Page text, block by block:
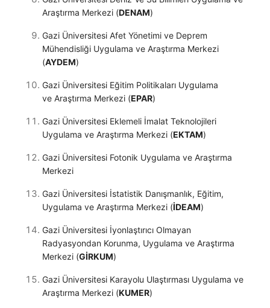
Araştırma Merkezi (DENAM)
Gazi Üniversitesi Afet Yönetimi ve Deprem
Mühendisliği Uygulama ve Araştırma Merkezi
(AYDEM)
Gazi Üniversitesi Eğitim Politikaları Uygulama
ve Araştırma Merkezi (EPAR)
Gazi Üniversitesi Eklemeli İmalat Teknolojileri
Uygulama ve Araştırma Merkezi (EKTAM)
Gazi Üniversitesi Fotonik Uygulama ve Araştırma
Merkezi
Gazi Üniversitesi İstatistik Danışmanlık, Eğitim,
Uygulama ve Araştırma Merkezi (İDEAM)
Gazi Üniversitesi İyonlaştırıcı Olmayan
Radyasyondan Korunma, Uygulama ve Araştırma
Merkezi (GİRKUM)
Gazi Üniversitesi Karayolu Ulaştırması Uygulama ve
Araştırma Merkezi (KUMER)